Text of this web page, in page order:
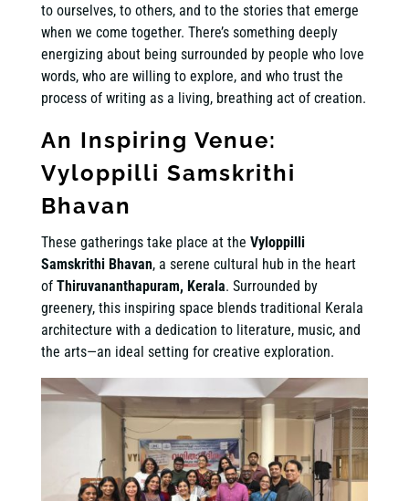
to ourselves, to others, and to the stories that emerge
when we come together. There’s something deeply
energizing about being surrounded by people who love
words, who are willing to explore, and who trust the
process of writing as a living, breathing act of creation.
An Inspiring Venue:
Vyloppilli Samskrithi
Bhavan
These gatherings take place at the Vyloppilli
Samskrithi Bhavan, a serene cultural hub in the heart
of Thiruvananthapuram, Kerala. Surrounded by
greenery, this inspiring space blends traditional Kerala
architecture with a dedication to literature, music, and
the arts—an ideal setting for creative exploration.